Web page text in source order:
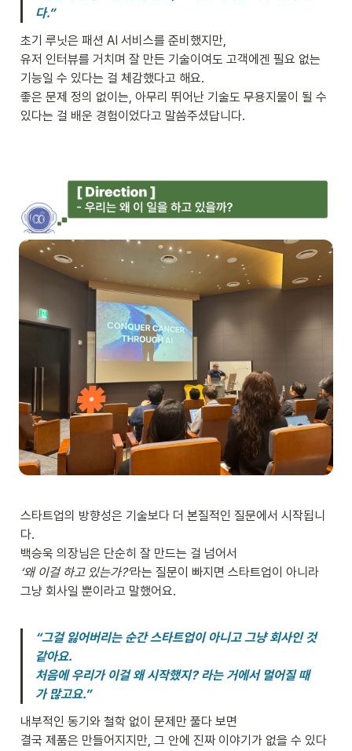
다.”
초기 루닛은 패션 AI 서비스를 준비했지만,
유저 인터뷰를 거치며 잘 만든 기술이여도 고객에겐 필요 없는
기능일 수 있다는 걸 체감했다고 해요.
좋은 문제 정의 없이는, 아무리 뛰어난 기술도 무용지물이 될 수
있다는 걸 배운 경험이었다고 말씀주셨답니다.
스타트업의 방향성은 기술보다 더 본질적인 질문에서 시작됩니
다.
‘왜 이걸 하고 있는가?’라는 질문이 빠지면 스타트업이 아니라
그냥 회사일 뿐이라고 말했어요.
“그걸 잃어버리는 순간 스타트업이 아니고 그냥 회사인 것
같아요.
처음에 우리가 이걸 왜 시작했지? 라는 거에서 멀어질 때
가 많고요.”
내부적인 동기와 철학 없이 문제만 풀다 보면
결국 제품은 만들어지지만, 그 안에 진짜 이야기가 없을 수 있다